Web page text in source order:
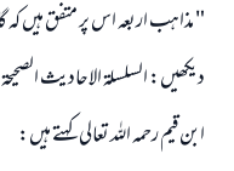
" مذاہب اربعہ اس پر متفق ہيں
ديكھيں: السلسلۃ الاحاديث الصحيحۃ ( 1 /
ابن قيم رحمہ اللہ تعالى كہتے ہيں: